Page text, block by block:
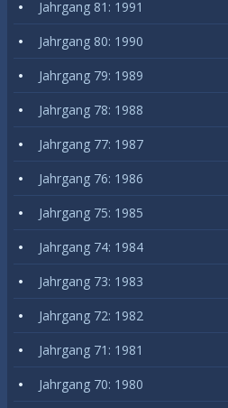
Jahrgang 81: 1991
Jahrgang 80: 1990
Jahrgang 79: 1989
Jahrgang 78: 1988
Jahrgang 77: 1987
Jahrgang 76: 1986
Jahrgang 75: 1985
Jahrgang 74: 1984
Jahrgang 73: 1983
Jahrgang 72: 1982
Jahrgang 71: 1981
Jahrgang 70: 1980